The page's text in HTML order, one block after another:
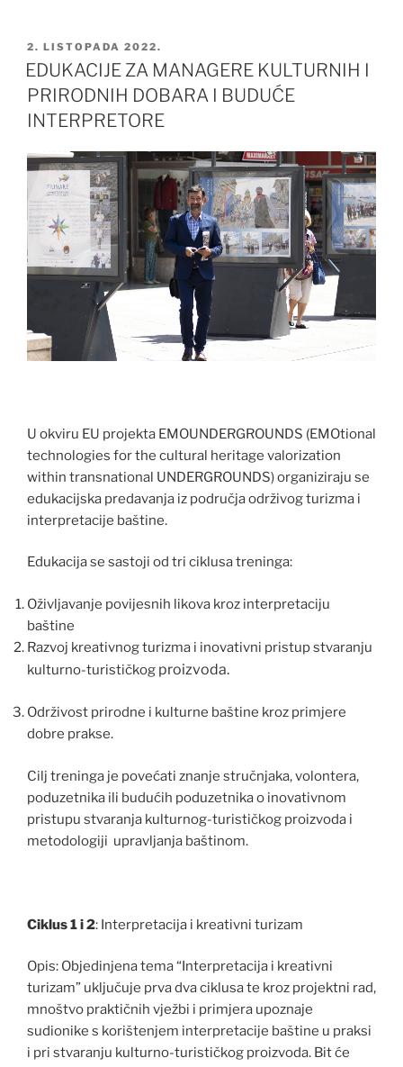
OBJAVLJENO
2. LISTOPADA 2022.
EDUKACIJE ZA MANAGERE KULTURNIH I
PRIRODNIH DOBARA I BUDUĆE
INTERPRETORE
U okviru EU projekta EMOUNDERGROUNDS (EMOtional
technologies for the cultural heritage valorization
within transnational UNDERGROUNDS) organiziraju se
edukacijska predavanja iz područja održivog turizma i
interpretacije baštine.
Edukacija se sastoji od tri ciklusa treninga:
Oživljavanje povijesnih likova kroz interpretaciju
baštine
Razvoj kreativnog turizma i inovativni pristup stvaranju
kulturno-turističkog proizvoda.
Održivost prirodne i kulturne baštine kroz primjere
dobre prakse.
Cilj treninga je povećati znanje stručnjaka, volontera,
poduzetnika ili budućih poduzetnika o inovativnom
pristupu stvaranja kulturnog-turističkog proizvoda i
metodologiji upravljanja baštinom.
Ciklus 1 i 2: Interpretacija i kreativni turizam
Opis: Objedinjena tema “Interpretacija i kreativni
turizam” uključuje prva dva ciklusa te kroz projektni rad,
mnoštvo praktičnih vježbi i primjera upoznaje
sudionike s korištenjem interpretacije baštine u praksi
i pri stvaranju kulturno-turističkog proizvoda. Bit će